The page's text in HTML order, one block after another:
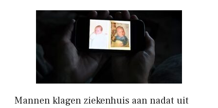
Mannen klagen ziekenhuis aan nadat uit